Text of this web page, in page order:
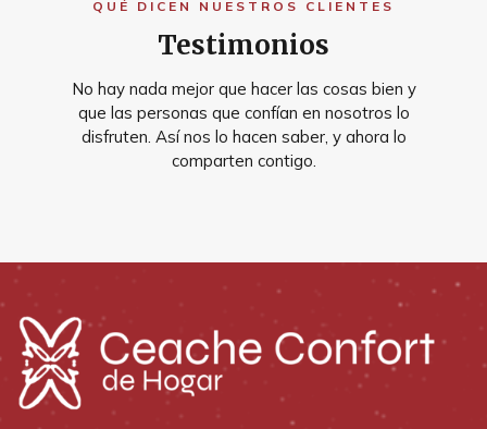
QUÉ DICEN NUESTROS CLIENTES
Testimonios
No hay nada mejor que hacer las cosas bien y
que las personas que confían en nosotros lo
disfruten. Así nos lo hacen saber, y ahora lo
comparten contigo.